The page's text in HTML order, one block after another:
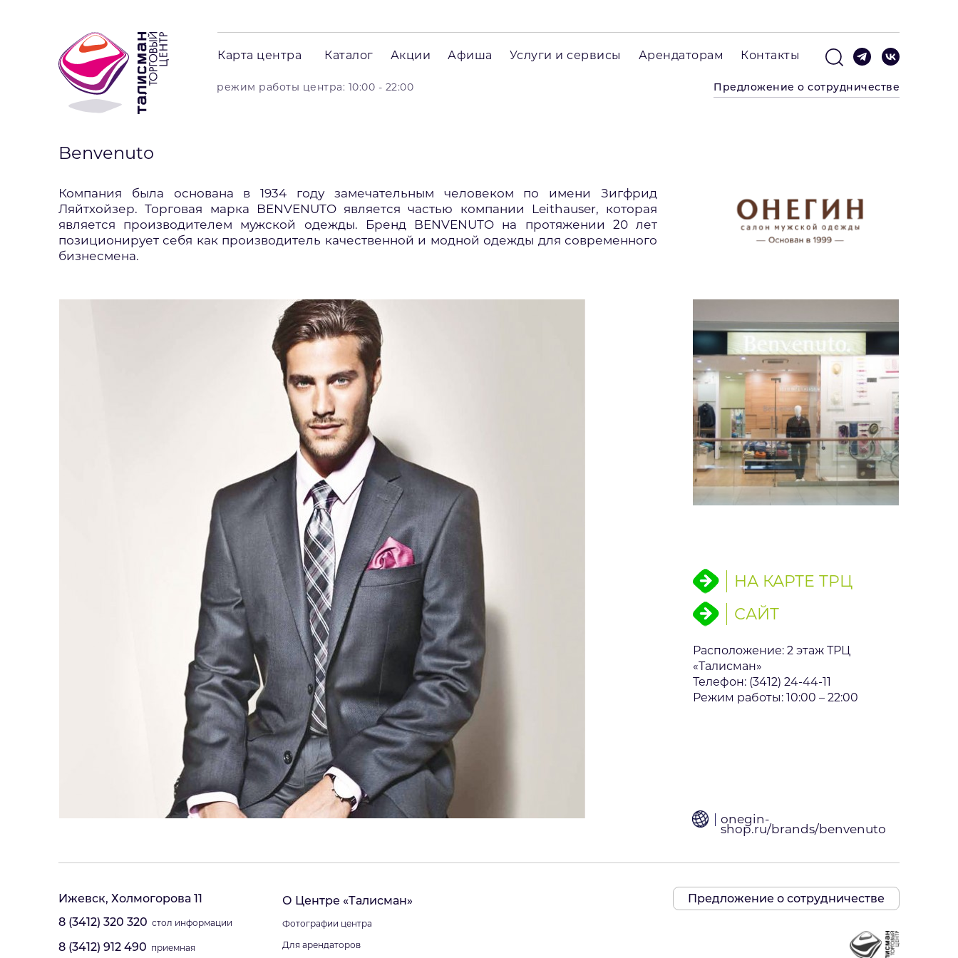
Карта центра Каталог Акции Афиша Услуги и сервисы Арендаторам Контакты
режим работы центра: 10:00 - 22:00 Предложение о сотрудничестве
Benvenuto
Компания была основана в 1934 году замечательным человеком по имени Зигфрид
Ляйтхойзер. Торговая марка BENVENUTO является частью компании Leithauser, которая
является производителем мужской одежды. Бренд BENVENUTO на протяжении 20 лет
позиционирует себя как производитель качественной и модной одежды для современного
бизнесмена.
НА КАРТЕ ТРЦ
САЙТ
Расположение: 2 этаж ТРЦ
«Талисман»
Телефон: (3412) 24-44-11
Режим работы: 10:00 – 22:00
onegin-
shop.ru/brands/benvenuto
Ижевск, Холмогорова 11
8 (3412) 320 320 стол информации
8 (3412) 912 490 приемная
О Центре «Талисман»
Фотографии центра
Для арендаторов
Предложение о сотрудничестве